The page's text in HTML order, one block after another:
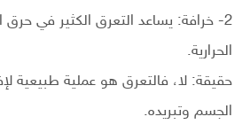
2- خرافة: يساعد التعرق الكثير في
الحرارية.
حقيقة: لا، فالتعرق هو عملية طبيعية
الجسم وتبريده.